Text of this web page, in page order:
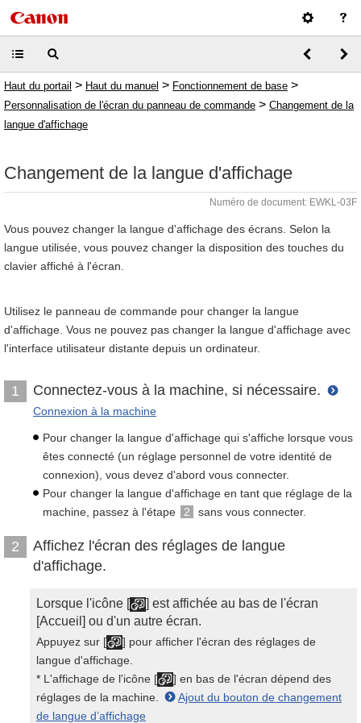
Haut du portail > Haut du manuel > Fonctionnement de base >
Personnalisation de l'écran du panneau de commande > Changement de la
langue d'affichage
Changement de la langue d'affichage
Numéro de document: EWKL-03F
Vous pouvez changer la langue d'affichage des écrans. Selon la
langue utilisée, vous pouvez changer la disposition des touches du
clavier affiché à l'écran.
Utilisez le panneau de commande pour changer la langue
d'affichage. Vous ne pouvez pas changer la langue d'affichage avec
l'interface utilisateur distante depuis un ordinateur.
1 Connectez-vous à la machine, si nécessaire.
Connexion à la machine
Pour changer la langue d'affichage qui s'affiche lorsque vous
êtes connecté (un réglage personnel de votre identité de
connexion), vous devez d'abord vous connecter.
Pour changer la langue d'affichage en tant que réglage de la
machine, passez à l'étape
2 sans vous connecter.
2
Affichez l'écran des réglages de langue
d'affichage.
Lorsque l'icône [
] est affichée au bas de l'écran
[Accueil] ou d'un autre écran.
Appuyez sur [
] pour afficher l'écran des réglages de
langue d'affichage.
* L'affichage de l'icône [
] en bas de l'écran dépend des
réglages de la machine.
Ajout du bouton de changement
de langue d’affichage